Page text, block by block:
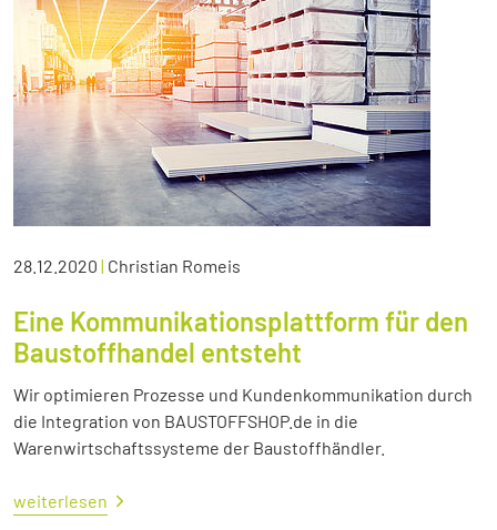
28.12.2020 | Christian Romeis
Eine Kommunikationsplattform für den
Baustoffhandel entsteht
Wir optimieren Prozesse und Kundenkommunikation durch
die Integration von BAUSTOFFSHOP.de in die
Warenwirtschaftssysteme der Baustoffhändler.
weiterlesen